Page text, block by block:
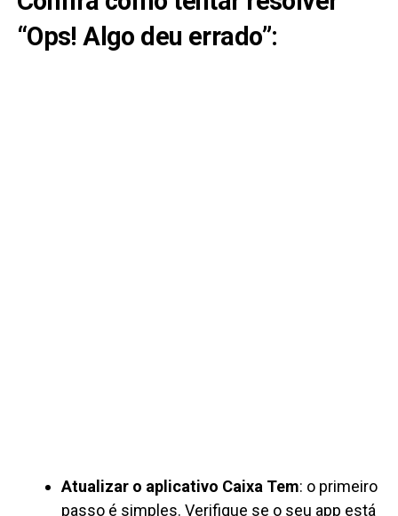
“Ops! Algo deu errado”:
Atualizar o aplicativo Caixa Tem: o primeiro
passo é simples. Verifique se o seu app está